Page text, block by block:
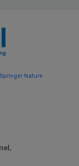
Springer Nature